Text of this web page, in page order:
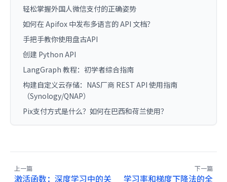
轻松掌握外国人微信支付的正确姿势
如何在 Apifox 中发布多语言的 API 文档？
手把手教你使用盘古API
创建 Python API
LangGraph 教程：初学者综合指南
构建自定义云存储：NAS厂商 REST API 使用指南
（Synology/QNAP）
Pix支付方式是什么？如何在巴西和荷兰使用？
上一篇
激活函数：深度学习中的关
下一篇
学习率和梯度下降法的全